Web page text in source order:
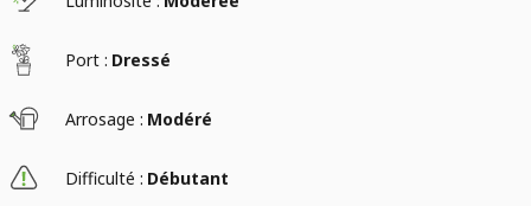
Port : Dressé
Arrosage : Modéré
Difficulté : Débutant